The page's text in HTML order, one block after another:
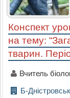
Конспект
на тему:
тварин.
Вчитель
Б-